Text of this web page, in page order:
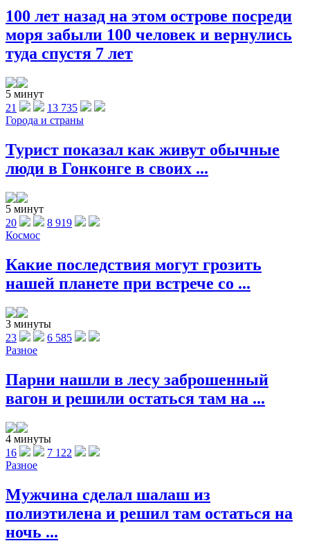
100 лет назад на этом острове посреди
моря забыли 100 человек и вернулись
туда спустя 7 лет
5 минут
21
13 735
Города и страны
Турист показал как живут обычные
люди в Гонконге в своих ...
5 минут
20
8 919
Космос
Какие последствия могут грозить
нашей планете при встрече со ...
3 минуты
23
6 585
Разное
Парни нашли в лесу заброшенный
вагон и решили остаться там на ...
4 минуты
16
7 122
Разное
Мужчина сделал шалаш из
полиэтилена и решил там остаться на
ночь ...